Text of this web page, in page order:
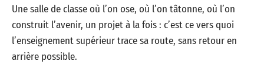
Une salle de classe où l’on ose, où l’on tâtonne, où l’on
construit l’avenir, un projet à la fois : c’est ce vers quoi
l’enseignement supérieur trace sa route, sans retour en
arrière possible.